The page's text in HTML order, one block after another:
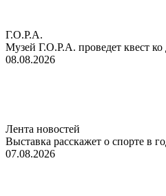
Г.О.Р.А.
Музей Г.О.Р.А. проведет квест
08.08.2026
Лента новостей
Выставка расскажет о спорте в
07.08.2026